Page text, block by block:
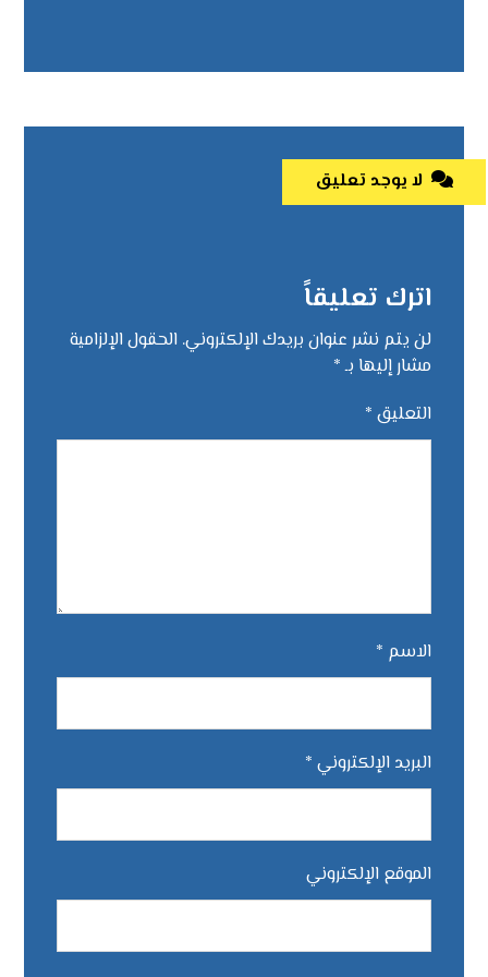
لا يوجد تعليق
اترك تعليقاً
لن يتم نشر عنوان بريدك الإلكتروني. الحقول الإلزامية
مشار إليها بـ*
التعليق *
الاسم *
البريد الإلكتروني *
الموقع الإلكتروني